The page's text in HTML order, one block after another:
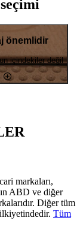
önemlidir
içindekiler değil
markaları,
ABD ve diğer
Diğer tüm
Tüm